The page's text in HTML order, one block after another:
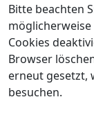
Bitte beachten
Cookies
Browser
erneut gesetzt,
besuchen.